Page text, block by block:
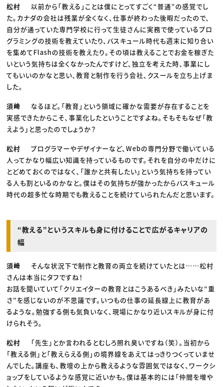
松村
以前から「教える」ことは僕にとってすごく“普通”の感覚でし
た。カナダの会社は残業が全くなく、仕事が終わった後暇だったので、
自分が通っていた専門学校に行って生徒さんに実務で使っているプロ
グラミングの技術を教えていたり、バスキュール時代も週末に知り合い
を集めてFlashの技術を教えたり。その頃は教えることでお金を稼ぎた
いという気持ちは全くなかったんですけど、独立を考えた時、事業にし
てもいいのかなと思い、教育と制作を行う会社、クスールを立ち上げま
した。
須﨑
なるほど。「教育」という領域に確かな需要が存在することを
実感できたからこそ、事業化したということですよね。そもそもなぜ「教
えよう」と思ったのでしょうか？
松村
プログラマーやデザイナーなど、Webの専門分野で働いている
人ってかなり幅広い知識を持っているものです。それを自分の中だけに
とどめておくのではなく、「誰かと共有したい」という気持ちを持ってい
る人も割といるのかなと。僕はその気持ちが強かったからバスキュール
時代の超多忙な時期でも教えることを続けていられたんだと思います。
“教える”というスキルも身に付けることで広がるキャリアの
幅
須﨑
そんな状況下で制作と教育の両立を続けていたとは……松村
さんは本当にタフですね！
お話を聞いていて「クリエイターの教育とはこうあるべき」みたいな“重
さ”を感じないのが不思議です。いつもの仕事の延長線上に教育があ
るような。勉強する側も気負いなく、現場にかなり近いスキルが身に付
けられそう。
松村
「先生」とか言われるとむしろ照れ臭いですね（笑）。当初から
「教える側」と「教えらえる側」の境界線をあえてはっきりつくっていませ
んでした。講座も、教壇の上から教えるような雰囲気ではなく、ワークシ
ョップをしているような感覚に近いかも。僕は基本的には「仲間を増や